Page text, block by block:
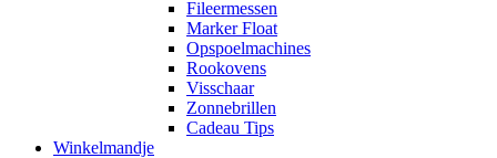
Fileermessen
Marker Float
Opspoelmachines
Rookovens
Visschaar
Zonnebrillen
Cadeau Tips
Winkelmandje